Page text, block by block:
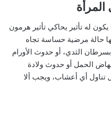
له تأثير يحاكي تأثير هرمون
حالة مرضية حساسة تجاه
الثدي، أو حدوث الأورام
الحمل أو حدوث ولادة
أي أعشاب، ويجب ألا